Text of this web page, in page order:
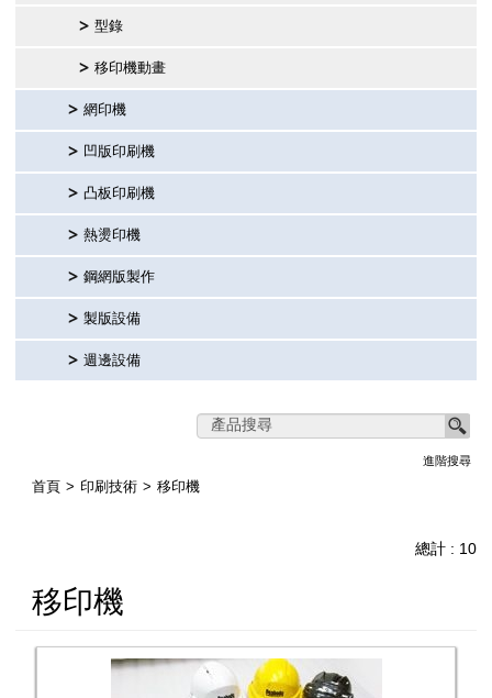
型錄
移印機動畫
網印機
凹版印刷機
凸板印刷機
熱燙印機
鋼網版製作
製版設備
週邊設備
進階搜尋
首頁 印刷技術 移印機
總計 : 10
移印機